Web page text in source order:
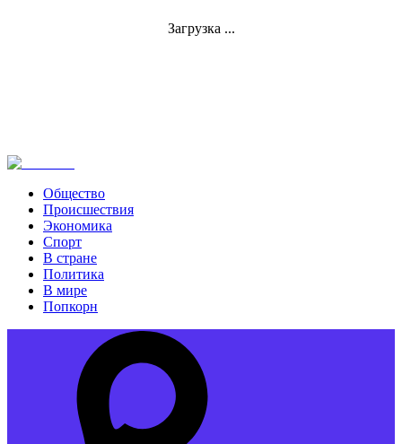
Загрузка ...
Общество
Происшествия
Экономика
Спорт
В стране
Политика
В мире
Попкорн